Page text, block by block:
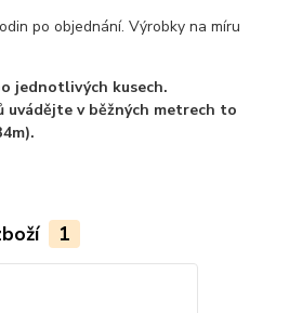
po objednání. Výrobky na míru
jednotlivých kusech.
v běžných metrech to
1